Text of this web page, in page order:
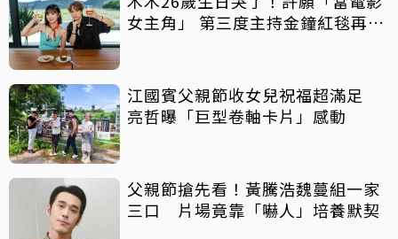
女主角」 第三度主持金鐘紅毯再喊
江國賓父親節收女兒祝福超滿足
亮哲曝「巨型卷軸卡片」感動
父親節搶先看！黃騰浩魏蔓組一家
三口 片場竟靠「嚇人」培養默契